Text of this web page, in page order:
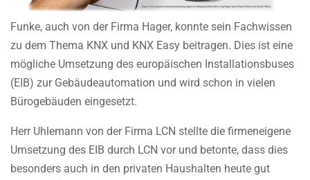
Funke, auch von der Firma Hager, konnte sein Fachwissen
zu dem Thema KNX und KNX Easy beitragen. Dies ist eine
mögliche Umsetzung des europäischen Installationsbuses
(EIB) zur Gebäudeautomation und wird schon in vielen
Bürogebäuden eingesetzt.
Herr Uhlemann von der Firma LCN stellte die firmeneigene
Umsetzung des EIB durch LCN vor und betonte, dass dies
besonders auch in den privaten Haushalten heute gut